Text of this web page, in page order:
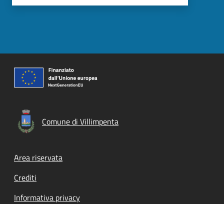
Comune di Villimpenta
Footer menu
Area riservata
Crediti
Informativa privacy